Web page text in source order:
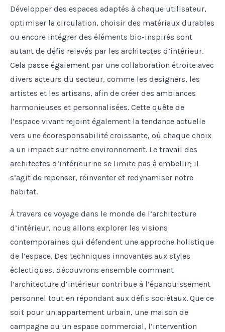
Développer des espaces adaptés à chaque utilisateur,
optimiser la circulation, choisir des matériaux durables
ou encore intégrer des éléments bio-inspirés sont
autant de défis relevés par les architectes d’intérieur.
Cela passe également par une collaboration étroite avec
divers acteurs du secteur, comme les designers, les
artistes et les artisans, afin de créer des ambiances
harmonieuses et personnalisées. Cette quête de
l’espace vivant rejoint également la tendance actuelle
vers une écoresponsabilité croissante, où chaque choix
a un impact sur notre environnement. Le travail des
architectes d’intérieur ne se limite pas à embellir; il
s’agit de repenser, réinventer et redynamiser notre
habitat.
À travers ce voyage dans le monde de l’architecture
d’intérieur, nous allons explorer les visions
contemporaines qui défendent une approche holistique
de l’espace. Des techniques innovantes aux styles
éclectiques, découvrons ensemble comment
l’architecture d’intérieur contribue à l’épanouissement
personnel tout en répondant aux défis sociétaux. Que ce
soit pour un appartement urbain, une maison de
campagne ou un espace commercial, l’intervention